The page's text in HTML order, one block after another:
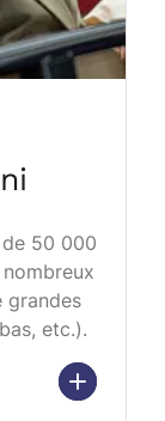
de 50 000
grandes
etc.).